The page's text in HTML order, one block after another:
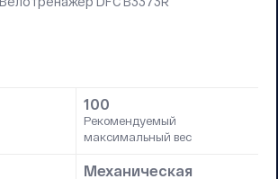
100
Рекомендуемый
максимальный вес
Механическая